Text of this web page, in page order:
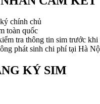
chính chủ
toàn quốc
tra thông tin sim trước khi
phát sinh chi phí tại Hà
KÝ SIM